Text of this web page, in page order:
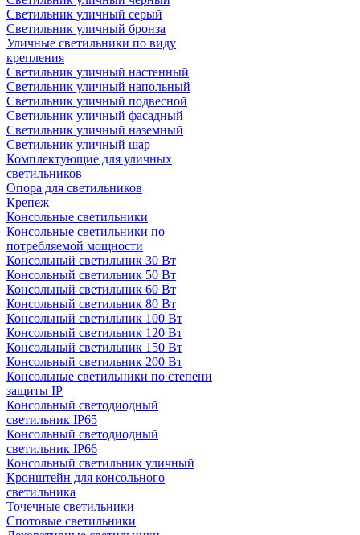
Светильник уличный серый
Светильник уличный бронза
Уличные светильники по виду
крепления
Светильник уличный настенный
Светильник уличный напольный
Светильник уличный подвесной
Светильник уличный фасадный
Светильник уличный наземный
Cветильник уличный шар
Комплектующие для уличных
светильников
Опора для светильников
Крепеж
Консольные светильники
Консольные светильники по
потребляемой мощности
Консольный светильник 30 Вт
Консольный светильник 50 Вт
Консольный светильник 60 Вт
Консольный светильник 80 Вт
Консольный светильник 100 Вт
Консольный светильник 120 Вт
Консольный светильник 150 Вт
Консольный светильник 200 Вт
Консольные светильники по степени
защиты IP
Консольный светодиодный
светильник IP65
Консольный светодиодный
светильник IP66
Консольный светильник уличный
Кронштейн для консольного
светильника
Точечные светильники
Спотовые светильники